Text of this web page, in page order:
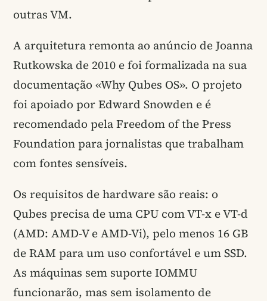
outras VM.
A arquitetura remonta ao anúncio de Joanna
Rutkowska de 2010 e foi formalizada na sua
documentação «Why Qubes OS». O projeto
foi apoiado por Edward Snowden e é
recomendado pela Freedom of the Press
Foundation para jornalistas que trabalham
com fontes sensíveis.
Os requisitos de hardware são reais: o
Qubes precisa de uma CPU com VT-x e VT-d
(AMD: AMD-V e AMD-Vi), pelo menos 16 GB
de RAM para um uso confortável e um SSD.
As máquinas sem suporte IOMMU
funcionarão, mas sem isolamento de